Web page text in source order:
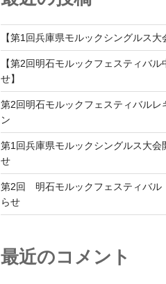
【第1回兵庫県モルックシングルス大
【第2回明石モルックフェスティバル
せ】
第2回明石モルックフェスティバルレ
ン
第1回兵庫県モルックシングルス大会
せ
第2回 明石モルックフェスティバ
らせ
最近のコメント